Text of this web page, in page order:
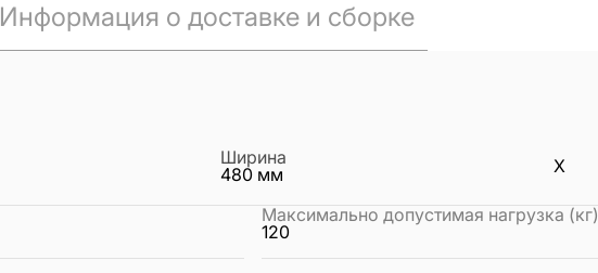
Информация о доставке и сборке
Ширина
480 мм X
Максимально допустимая нагрузка (кг)
120